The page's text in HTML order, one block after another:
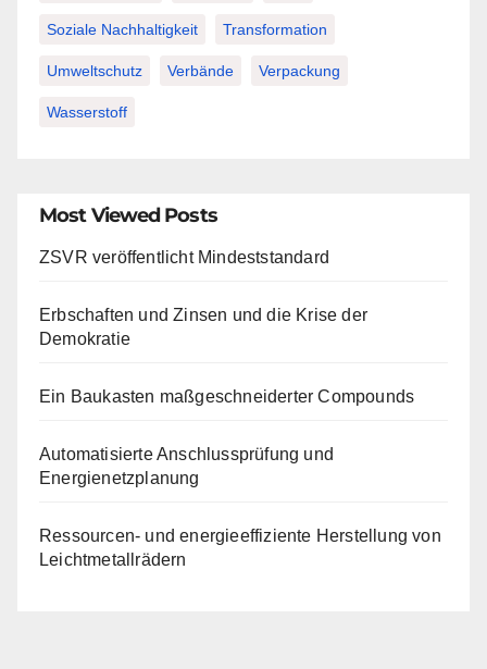
Soziale Nachhaltigkeit Transformation
Umweltschutz Verbände Verpackung
Wasserstoff
Most Viewed Posts
ZSVR veröffentlicht Mindeststandard
Erbschaften und Zinsen und die Krise der
Demokratie
Ein Baukasten maßgeschneiderter Compounds
Automatisierte Anschlussprüfung und
Energienetzplanung
Ressourcen- und energieeffiziente Herstellung von
Leichtmetallrädern